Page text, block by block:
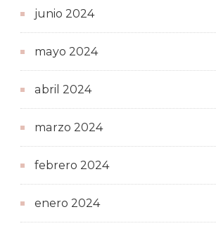
junio 2024
mayo 2024
abril 2024
marzo 2024
febrero 2024
enero 2024